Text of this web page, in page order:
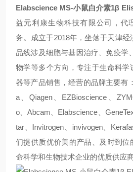
Elabscience MS-小鼠白介素1β
益元利康生物科技有限公司， 代
务。成立于2018年，坐落于天津经
品线涉及细胞与基因治疗、免疫学
物学等多个方向，专注于生命科学
器等产品销售，经营的品牌主要有：
a 、Qiagen EZBioscience
o 、Abcam Elabscience
tar
Invitrogen invivogen、
们提供质优价美的产品、及时到位
命科学和生物技术企业的优质供应商